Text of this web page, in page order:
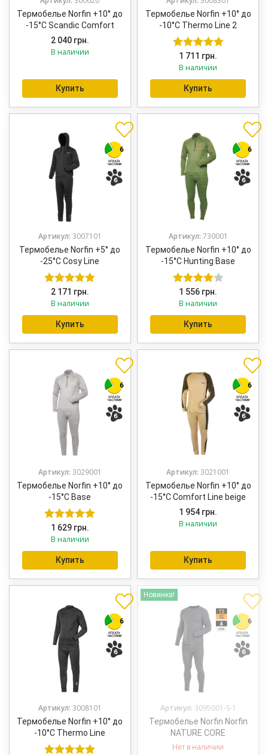
Термобелье Norfin +10° до
-15°C Scandic Comfort
2 040 грн.
В наличии
Купить
Термобелье Norfin +10° до
-10°C Thermo Line 2
Оценка5.00
из 5
1 711 грн.
В наличии
Купить
Артикул: 3007101
Термобелье Norfin +5° до
-25°C Cosy Line
Оценка5.00
из 5
2 171 грн.
В наличии
Купить
Артикул: 730001
Термобелье Norfin +10° до
-15°C Hunting Base
Оценка
4.00из 5
1 556 грн.
В наличии
Купить
Артикул: 3029001
Термобелье Norfin +10° до
-15°C Base
Оценка5.00
из 5
1 629 грн.
В наличии
Купить
Артикул:3021001
Термобелье Norfin +10° до
-15°C Comfort Line beige
1 954 грн.
В наличии
Купить
Артикул: 3008101
Термобелье Norfin +10° до
-10°C Thermo Line
Новинка!
Артикул: 3095001-S-1
Термобелье Norfin Norfin
NATURE CORE
Нет в наличии